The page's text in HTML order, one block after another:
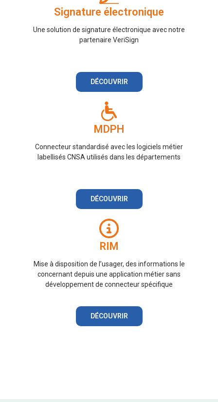
Signature électronique
Une solution de signature électronique avec notre
partenaire VeriSign
DÉCOUVRIR
MDPH
Connecteur standardisé avec les logiciels métier
labellisés CNSA utilisés dans les départements
DÉCOUVRIR
RIM
Mise à disposition de l’usager, des informations le
concernant depuis une application métier sans
développement de connecteur spécifique
DÉCOUVRIR